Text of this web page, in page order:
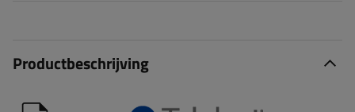
Productbeschrijving